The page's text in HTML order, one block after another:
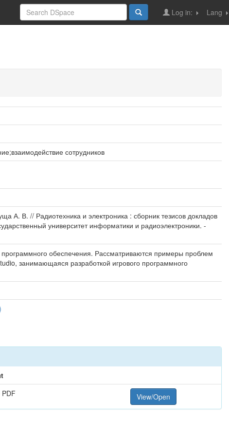
Lang
Log in:
сотрудников
А. В. // Радиотехника и электроника : сборник тезисов докладов
университет информатики и радиоэлектроники. -
обеспечения. Рассматриваются примеры проблем
занимающаяся разработкой игрового программного
View/Open